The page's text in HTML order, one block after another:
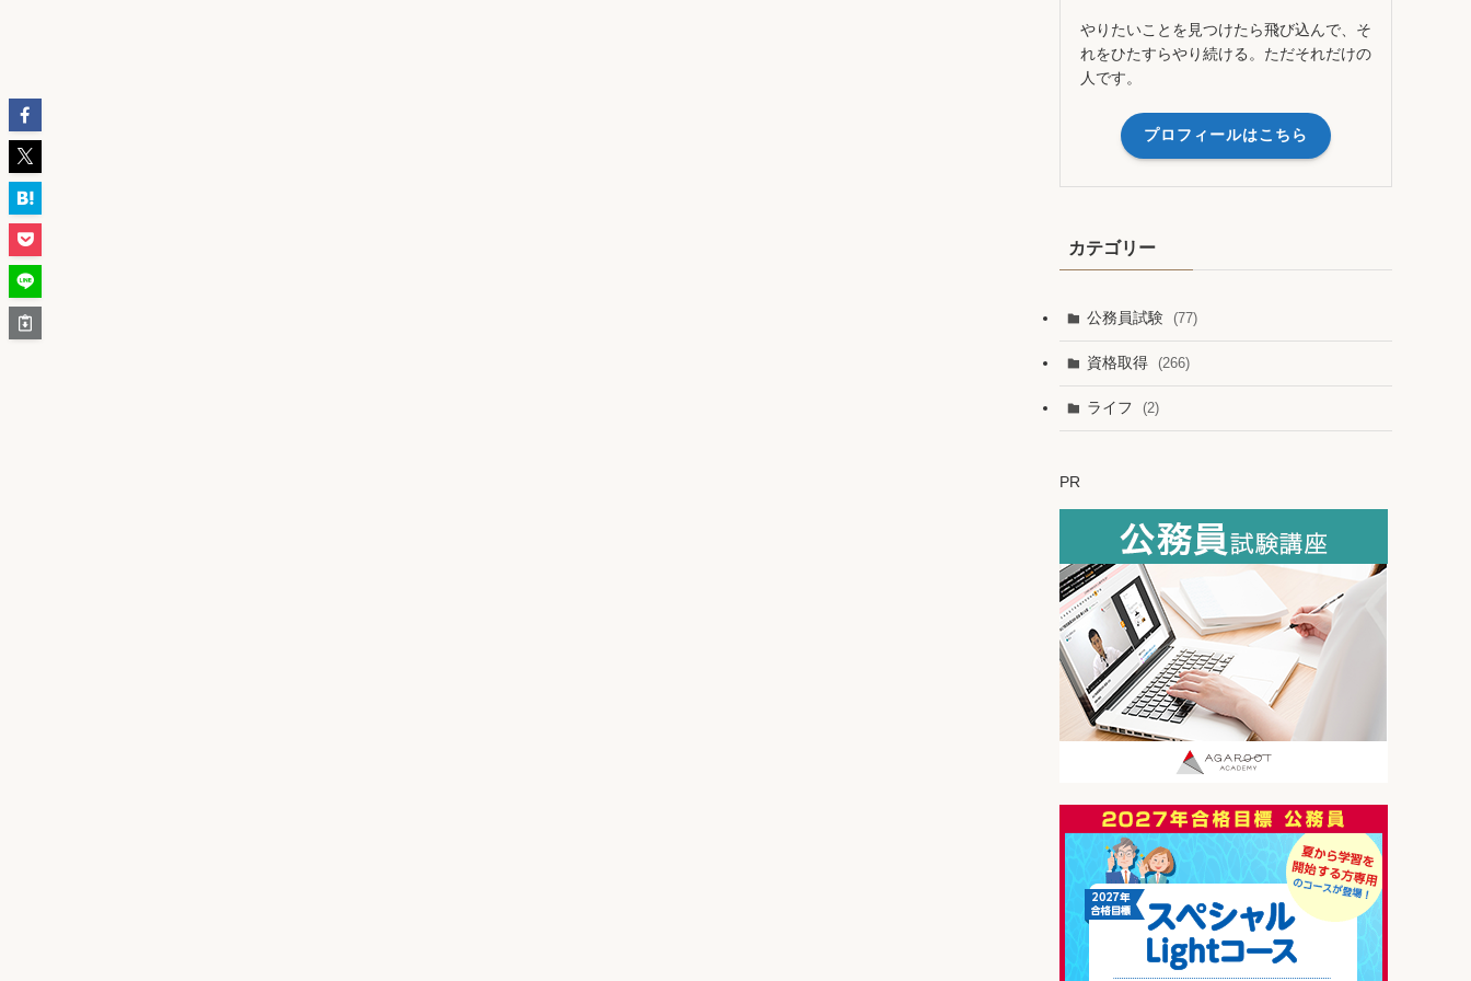
やりたいことを見つけたら飛び込んで、そ
れをひたすらやり続ける。ただそれだけの
人です。
プロフィールはこちら
カテゴリー
公務員試験 (77)
資格取得 (266)
ライフ (2)
PR